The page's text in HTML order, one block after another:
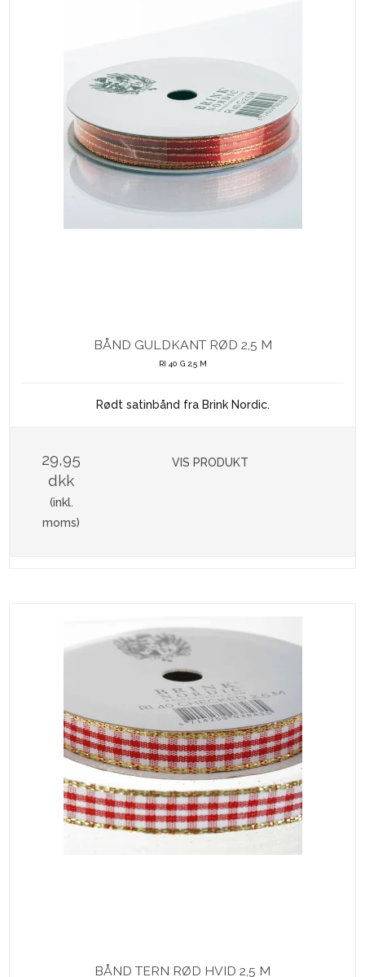
BÅND GULDKANT RØD 2,5 M
RI 40 G 2,5 M
Rødt satinbånd fra Brink Nordic.
29,95
dkk
(inkl.
moms)
VIS PRODUKT
BÅND TERN RØD HVID 2,5 M